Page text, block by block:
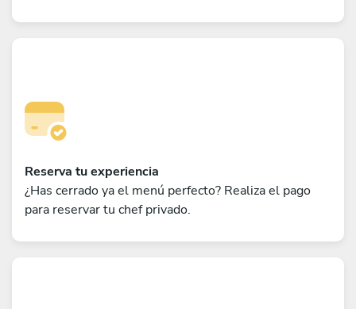
Reserva tu experiencia
¿Has cerrado ya el menú perfecto? Realiza el pago
para reservar tu chef privado.